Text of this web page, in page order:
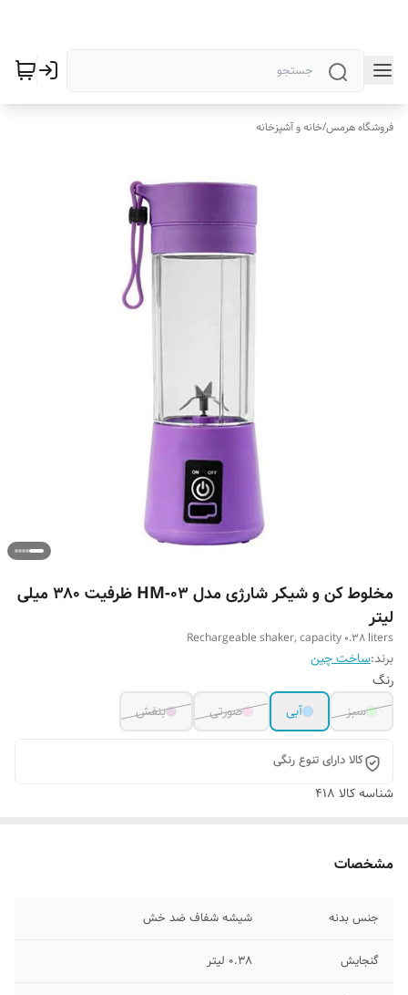
فروشگاه هرمس/خانه و آشپزخانه
مخلوط کن و شیکر شارژی مدل HM-03 ظرفیت ۳۸۰ میلی
لیتر
Rechargeable shaker, capacity 0.38 liters
برند:ساخت چین
رنگ
سبز
آبی صورتی بنفش
کالا دارای تنوع رنگی
شناسه کالا 418
مشخصات
جنس بدنه شیشه شفاف ضد خش
گنجایش 0.38 لیتر